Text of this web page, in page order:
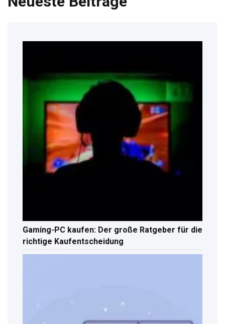
Gaming-PC kaufen: Der große Ratgeber für die
richtige Kaufentscheidung